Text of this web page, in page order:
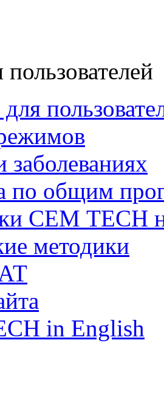
пользователей
по общим
СЕМ ТЕСН
методики
in English